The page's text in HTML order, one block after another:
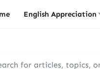
English Appreciation